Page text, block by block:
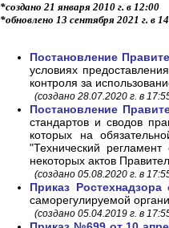
*создано 21 января 2010 г. в 12:00
*обновлено 13 сентября 2021 г. в
Постановление
условиях
контроля за
(создано 28.07.2020 г. в
Постановление
стандартов и сводов
которых на
"Технический
некоторых актов
(создано 05.08.2020 г. в
Приказ
саморегулируемой
(создано 05.04.2019 г. в